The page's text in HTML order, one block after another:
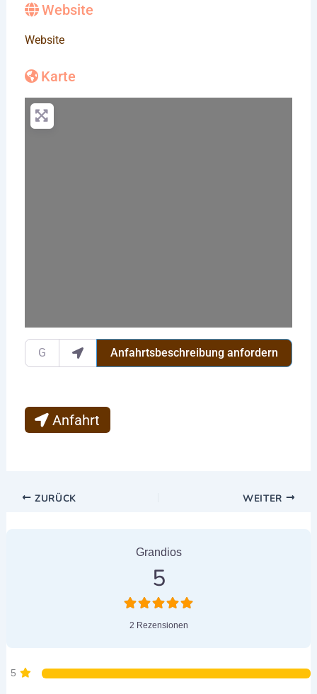
Website
Website
Karte
Gib deinen Standort ein.Anfahrtsbeschreibung anfordern
Anfahrt
ZURÜCK WEITER
Grandios
5
2 Rezensionen
5